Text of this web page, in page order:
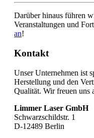
Darüber hinaus führen
Veranstaltungen und
an!
Kontakt
Unser Unternehmen ist
Herstellung und den
Qualität. Wir freuen uns
Limmer Laser GmbH
Schwarzschildstr. 1
D-12489 Berlin